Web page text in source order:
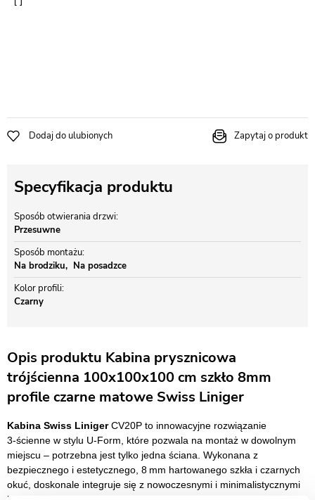
Dodaj do ulubionych Zapytaj o produkt
Specyfikacja produktu
Sposób otwierania drzwi
Przesuwne
Sposób montażu
Na brodziku
Na posadzce
Kolor profili
Czarny
Opis produktu Kabina prysznicowa
trójścienna 100x100x100 cm szkło 8mm
profile czarne matowe Swiss Liniger
Kabina Swiss LinigerCV20P to innowacyjne rozwiązanie
3‑ścienne w stylu U‑Form, które pozwala na montaż w dowolnym
miejscu – potrzebna jest tylko jedna ściana. Wykonana z
bezpiecznego i estetycznego, 8 mm hartowanego szkła i czarnych
okuć, doskonale integruje się z nowoczesnymi i minimalistycznymi